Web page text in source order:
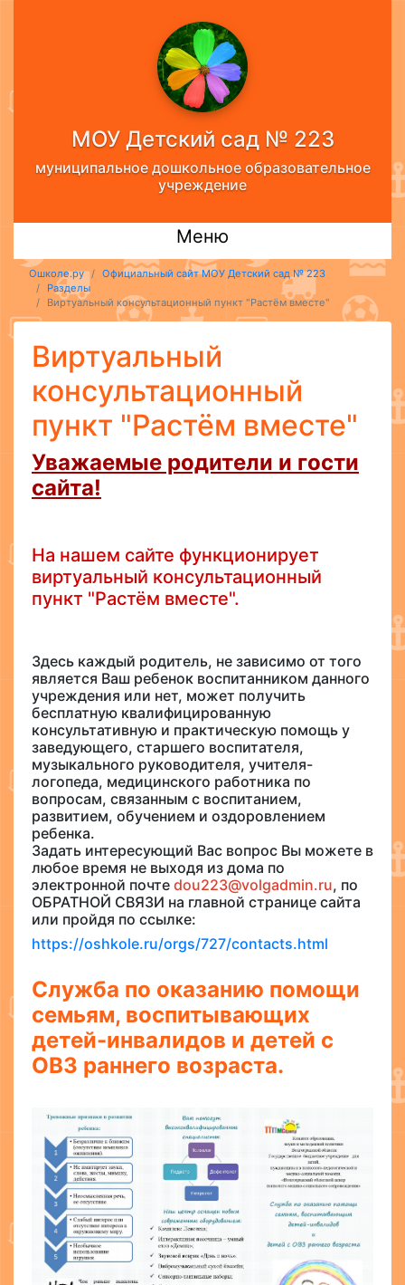
МОУ Детский сад № 223
муниципальное дошкольное образовательное
учреждение
Меню
Ошколе.ру
Официальный сайт МОУ Детский сад № 223
Разделы
Виртуальный консультационный пункт "Растём вместе"
Виртуальный
консультационный
пункт "Растём вместе"
Уважаемые родители и гости
сайта!
На нашем сайте функционирует
виртуальный консультационный
пункт "Растём вместе".
Здесь каждый родитель, не зависимо от того
является Ваш ребенок воспитанником данного
учреждения или нет, может получить
бесплатную квалифицированную
консультативную и практическую помощь у
заведующего, старшего воспитателя,
музыкального руководителя, учителя-
логопеда, медицинского работника по
вопросам, связанным с воспитанием,
развитием, обучением и оздоровлением
ребенка.
Задать интересующий Вас вопрос Вы можете в
любое время не выходя из дома по
электронной почте dou223@volgadmin.ru, по
ОБРАТНОЙ СВЯЗИ на главной странице сайта
или пройдя по ссылке:
https://oshkole.ru/orgs/727/contacts.html
Служба по оказанию помощи
семьям, воспитывающих
детей-инвалидов и детей с
ОВЗ раннего возраста.